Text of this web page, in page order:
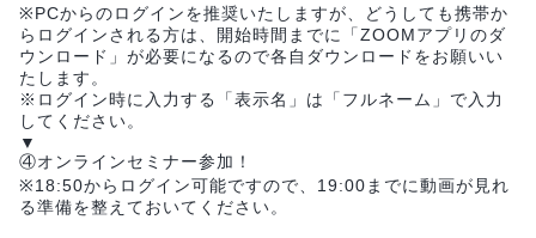
※PCからのログインを推奨いたしますが、どうしても携帯か
らログインされる方は、開始時間までに「ZOOMアプリのダ
ウンロード」が必要になるので各自ダウンロードをお願いい
たします。
※ログイン時に入力する「表示名」は「フルネーム」で入力
してください。
▼
④オンラインセミナー参加！
※18:50からログイン可能ですので、19:00までに動画が見れ
る準備を整えておいてください。